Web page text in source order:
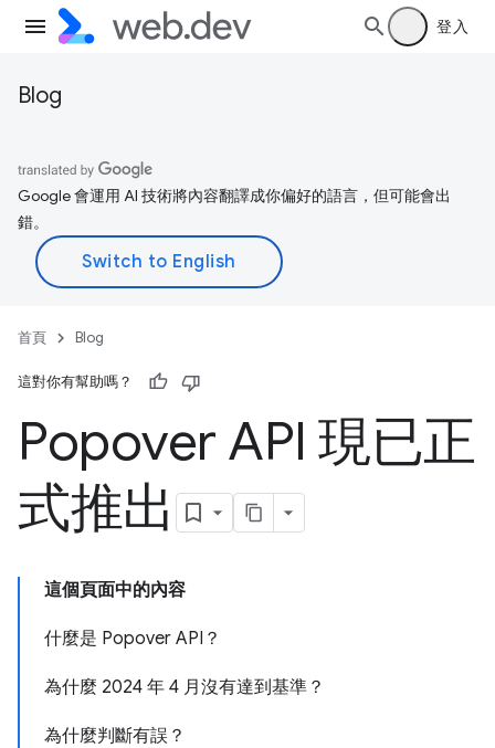
登入
Blog
Google 會運用 AI 技術將內容翻譯成你偏好的語言，但可能會出
錯。
首頁 Blog
這對你有幫助嗎？
Popover API 現已正
式推出
這個頁面中的內容
什麼是 Popover API？
為什麼 2024 年 4 月沒有達到基準？
為什麼判斷有誤？